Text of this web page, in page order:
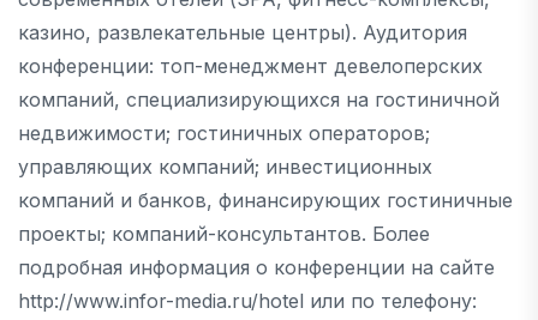
казино, развлекательные центры). Аудитория
конференции: топ-менеджмент девелоперских
компаний, специализирующихся на гостиничной
недвижимости; гостиничных операторов;
управляющих компаний; инвестиционных
компаний и банков, финансирующих гостиничные
проекты; компаний-консультантов. Более
подробная информация о конференции на сайте
http://www.infor-media.ru/hotel или по телефону: